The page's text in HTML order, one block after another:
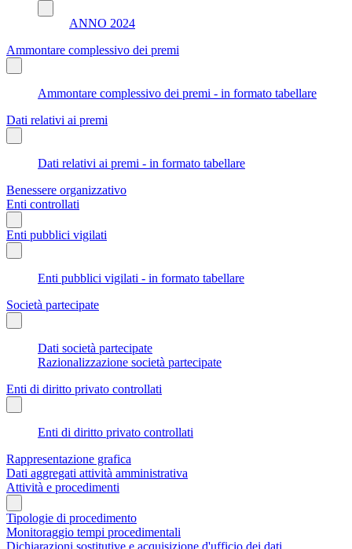
ANNO 2024
Ammontare complessivo dei premi
Ammontare complessivo dei premi - in formato tabellare
Dati relativi ai premi
Dati relativi ai premi - in formato tabellare
Benessere organizzativo
Enti controllati
Enti pubblici vigilati
Enti pubblici vigilati - in formato tabellare
Società partecipate
Dati società partecipate
Razionalizzazione società partecipate
Enti di diritto privato controllati
Enti di diritto privato controllati
Rappresentazione grafica
Dati aggregati attività amministrativa
Attività e procedimenti
Tipologie di procedimento
Monitoraggio tempi procedimentali
Dichiarazioni sostitutive e acquisizione d'ufficio dei dati